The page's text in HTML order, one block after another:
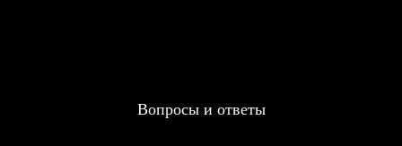
Вопросы и ответы